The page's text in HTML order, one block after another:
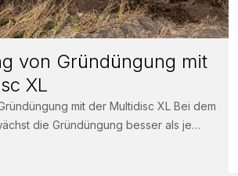
von Gründüngung mit
XL
mit der Multidisc XL Bei dem
die Gründüngung besser als je